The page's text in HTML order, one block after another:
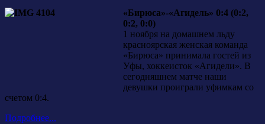
«Бирюса»-«Агидель» 0:4 (0:2,
0:2, 0:0)
1 ноября на домашнем льду
красноярская женская команда
«Бирюса» принимала гостей из
Уфы, хоккеисток «Агидели». В
сегодняшнем матче наши
девушки проиграли уфимкам со
счетом 0:4.
Подробнее...